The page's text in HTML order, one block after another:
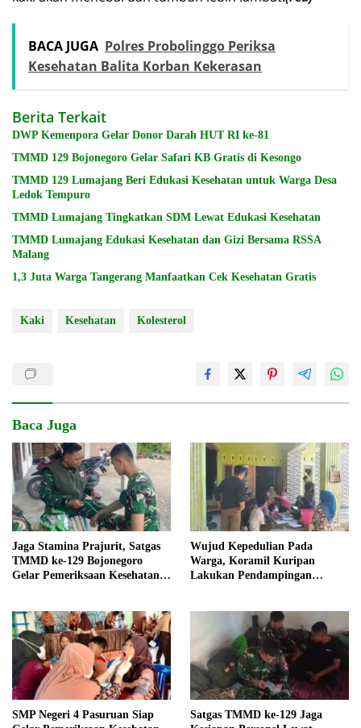
BACA JUGA Polres Probolinggo Periksa
Kesehatan Balita Korban Kekerasan
Berita Terkait
DWP Kemenpora Gelar Donor Darah HUT RI ke-81
TMMD 129 Bojonegoro Gelar Safari KB Gratis di Kesongo
TMMD 129 Lumajang Beri Edukasi Kesehatan untuk Warga Desa
Ledok Tempuro
TMMD Lumajang Tingkatkan SDM Lewat Edukasi Kesehatan
TMMD Lumajang Edukasi Kesehatan dan Gizi Bersama RSSA
Malang
1,3 Juta Warga Tangerang Manfaatkan Cek Kesehatan Gratis
Kaki Kesehatan Kolesterol
Baca Juga
Jaga Stamina Prajurit, Satgas
TMMD ke-129 Bojonegoro
Gelar Pemeriksaan Kesehatan
Wujud Kepedulian Pada
Warga, Koramil Kuripan
Lakukan Pendampingan
SMP Negeri 4 Pasuruan Siap
Satgas TMMD ke-129 Jaga